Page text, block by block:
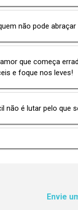
não pode
que começa
e foque nos leves!
não é lutar pelo que
Envie